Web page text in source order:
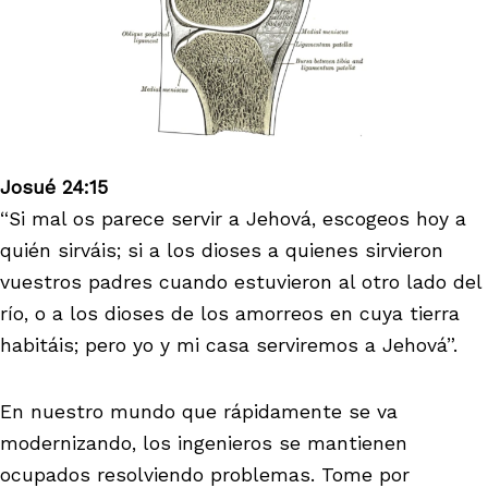
Josué 24:15
“Si mal os parece servir a Jehová, escogeos hoy a
quién sirváis; si a los dioses a quienes sirvieron
vuestros padres cuando estuvieron al otro lado del
río, o a los dioses de los amorreos en cuya tierra
habitáis; pero yo y mi casa serviremos a Jehová”.
En nuestro mundo que rápidamente se va
modernizando, los ingenieros se mantienen
ocupados resolviendo problemas. Tome por